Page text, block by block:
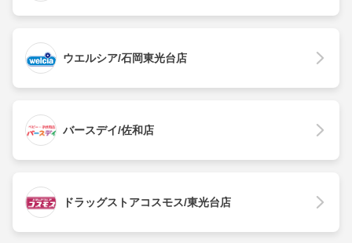
ウエルシア/石岡東光台店
バースデイ/佐和店
ドラッグストアコスモス/東光台店